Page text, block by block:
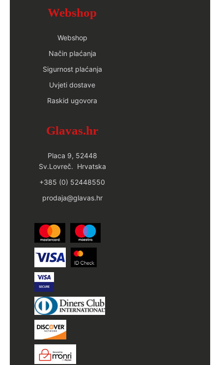
Webshop
Webshop
Način plaćanja
Sigurnost plaćanja
Uvjeti dostave
Raskid ugovora
Glavas.hr
Placa 9, 52448
Sv.Lovreč. Hrvatska
+385 (0) 52448550
prodaja@glavas.hr